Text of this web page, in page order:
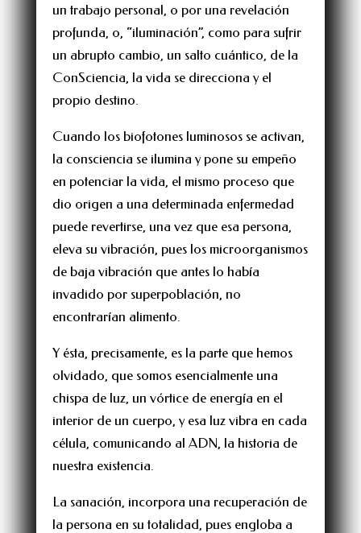
un trabajo personal, o por una revelación
profunda, o, “iluminación”, como para sufrir
un abrupto cambio, un salto cuántico, de la
ConSciencia, la vida se direcciona y el
propio destino.
Cuando los biofotones luminosos se activan,
la consciencia se ilumina y pone su empeño
en potenciar la vida, el mismo proceso que
dio origen a una determinada enfermedad
puede revertirse, una vez que esa persona,
eleva su vibración, pues los microorganismos
de baja vibración que antes lo había
invadido por superpoblación, no
encontrarían alimento.
Y ésta, precisamente, es la parte que hemos
olvidado, que somos esencialmente una
chispa de luz, un vórtice de energía en el
interior de un cuerpo, y esa luz vibra en cada
célula, comunicando al ADN, la historia de
nuestra existencia.
La sanación, incorpora una recuperación de
la persona en su totalidad, pues engloba a